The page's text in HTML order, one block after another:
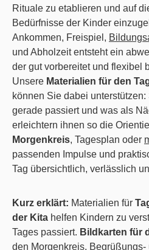
Rituale zu etablieren und auf
Bedürfnisse der Kinder
Ankommen, Freispiel,
und Abholzeit entsteht ein
der gut vorbereitet und flexibel
Unsere Materialien für den
können Sie dabei
gerade passiert und was als
erleichtern ihnen so die
Morgenkreis, Tagesplan oder
passenden Impulse und
Tag übersichtlich, verlässlich
Kurz erklärt: Materialien für
der Kita helfen Kindern zu
Tages passiert. Bildkarten für
den Morgenkreis,